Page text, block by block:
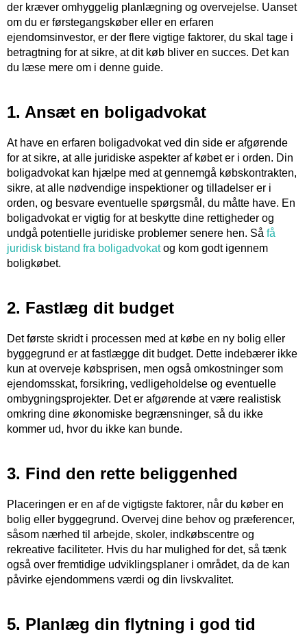
der kræver omhyggelig planlægning og overvejelse. Uanset
om du er førstegangskøber eller en erfaren
ejendomsinvestor, er der flere vigtige faktorer, du skal tage i
betragtning for at sikre, at dit køb bliver en succes. Det kan
du læse mere om i denne guide.
1. Ansæt en boligadvokat
At have en erfaren boligadvokat ved din side er afgørende
for at sikre, at alle juridiske aspekter af købet er i orden. Din
boligadvokat kan hjælpe med at gennemgå købskontrakten,
sikre, at alle nødvendige inspektioner og tilladelser er i
orden, og besvare eventuelle spørgsmål, du måtte have. En
boligadvokat er vigtig for at beskytte dine rettigheder og
undgå potentielle juridiske problemer senere hen. Så få
juridisk bistand fra boligadvokatog kom godt igennem
boligkøbet.
2. Fastlæg dit budget
Det første skridt i processen med at købe en ny bolig eller
byggegrund er at fastlægge dit budget. Dette indebærer ikke
kun at overveje købsprisen, men også omkostninger som
ejendomsskat, forsikring, vedligeholdelse og eventuelle
ombygningsprojekter. Det er afgørende at være realistisk
omkring dine økonomiske begrænsninger, så du ikke
kommer ud, hvor du ikke kan bunde.
3. Find den rette beliggenhed
Placeringen er en af de vigtigste faktorer, når du køber en
bolig eller byggegrund. Overvej dine behov og præferencer,
såsom nærhed til arbejde, skoler, indkøbscentre og
rekreative faciliteter. Hvis du har mulighed for det, så tænk
også over fremtidige udviklingsplaner i området, da de kan
påvirke ejendommens værdi og din livskvalitet.
5. Planlæg din flytning i god tid